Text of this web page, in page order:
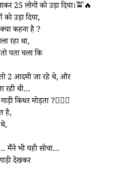
25 लोगों को उड़ा दिया।🚖🔥
उड़ा दिया,
कहना है ?
रहा था,
पता चला कि
2 आदमी जा रहे थे, और
रही थी…
किधर मोड़ता ?🤷🏻‍♂️
है,
मैंने भी यही सोचा…
देखकर